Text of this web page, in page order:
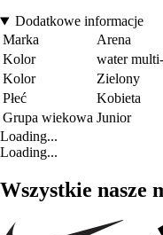
Dodatkowe informacje
Marka
Arena
Kolor
water
Kolor
Zielony
Płeć
Kobieta
Grupa wiekowa Junior
Loading...
Loading...
Wszystkie nasze